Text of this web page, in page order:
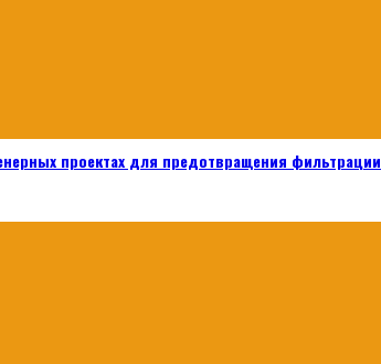
проектах для предотвращения фильтрации